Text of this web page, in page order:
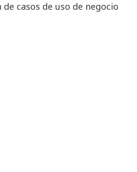
de casos de uso de negocio